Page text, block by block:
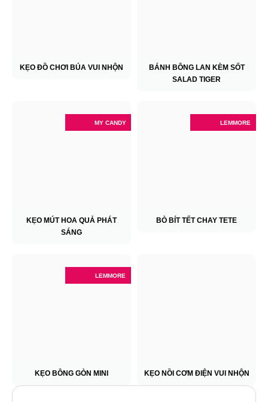
KẸO ĐỒ CHƠI BÚA VUI NHỘN
BÁNH BÔNG LAN KÈM SỐT
SALAD TIGER
MY CANDY
KẸO MÚT HOA QUẢ PHÁT
SÁNG
LEMMORE
BÒ BÍT TẾT CHAY TETE
LEMMORE
KẸO BÔNG GÒN MINI KẸO NỒI CƠM ĐIỆN VUI NHỘN